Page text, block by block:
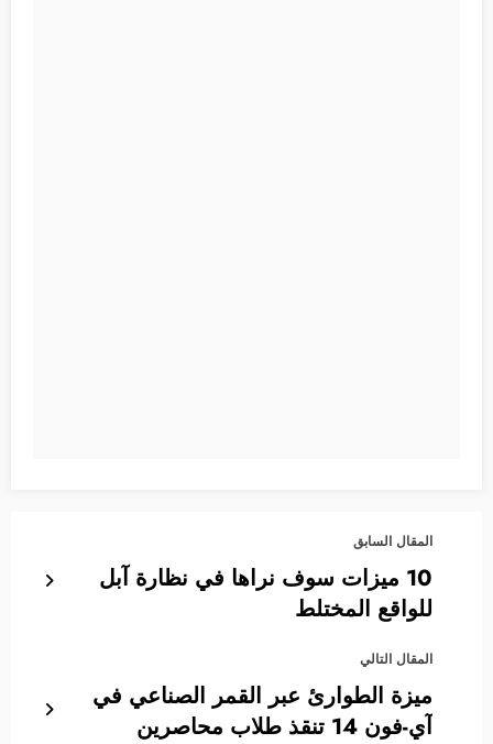
المقال السابق
10 ميزات سوف نراها في نظارة آبل
للواقع المختلط
المقال التالي
ميزة الطوارئ عبر القمر الصناعي في
آي-فون 14 تنقذ طلاب محاصرين